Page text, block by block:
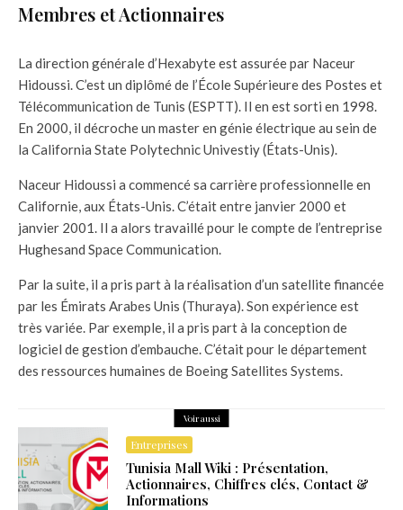
Membres et Actionnaires
La direction générale d’Hexabyte est assurée par Naceur
Hidoussi. C’est un diplômé de l’École Supérieure des Postes et
Télécommunication de Tunis (ESPTT). Il en est sorti en 1998.
En 2000, il décroche un master en génie électrique au sein de
la California State Polytechnic Univestiy (États-Unis).
Naceur Hidoussi a commencé sa carrière professionnelle en
Californie, aux États-Unis. C’était entre janvier 2000 et
janvier 2001. Il a alors travaillé pour le compte de l’entreprise
Hughesand Space Communication.
Par la suite, il a pris part à la réalisation d’un satellite financée
par les Émirats Arabes Unis (Thuraya). Son expérience est
très variée. Par exemple, il a pris part à la conception de
logiciel de gestion d’embauche. C’était pour le département
des ressources humaines de Boeing Satellites Systems.
Voir aussi
Entreprises
Tunisia Mall Wiki : Présentation,
Actionnaires, Chiffres clés, Contact &
Informations